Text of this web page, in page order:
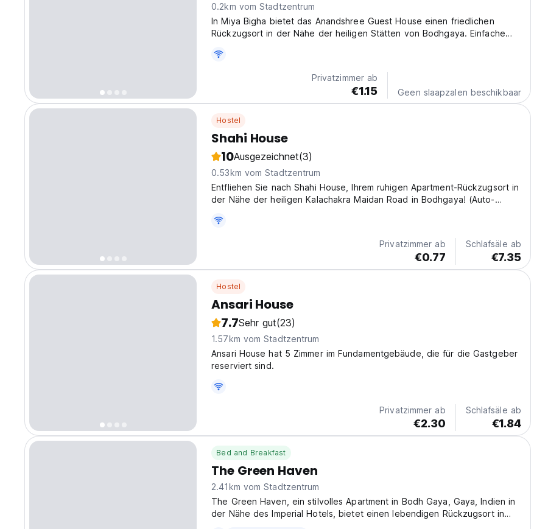
0.2km vom Stadtzentrum
In Miya Bigha bietet das Anandshree Guest House einen friedlichen
Rückzugsort in der Nähe der heiligen Stätten von Bodhgaya. Einfache
Alleinreisende. (Auto-translated from original language)
Privatzimmer ab
€1.15 Geen slaapzalen beschikbaar
Hostel
Shahi House
10Ausgezeichnet(3)
0.53km vom Stadtzentrum
Entfliehen Sie nach Shahi House, Ihrem ruhigen Apartment-Rückzugsort in
der Nähe der heiligen Kalachakra Maidan Road in Bodhgaya! (Auto-
Privatzimmer ab
€0.77
Schlafsäle ab
€7.35
Hostel
Ansari House
7.7Sehr gut(23)
1.57km vom Stadtzentrum
Ansari House hat 5 Zimmer im Fundamentgebäude, die für die Gastgeber
reserviert sind.
Privatzimmer ab
€2.30
Schlafsäle ab
€1.84
Bed and Breakfast
The Green Haven
2.41km vom Stadtzentrum
The Green Haven, ein stilvolles Apartment in Bodh Gaya, Gaya, Indien in
der Nähe des Imperial Hotels, bietet einen lebendigen Rückzugsort in